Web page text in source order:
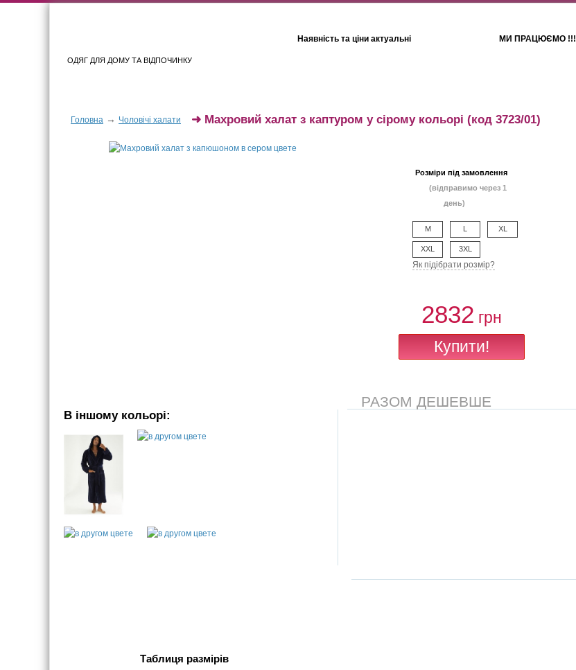
ОДЯГ ДЛЯ ДОМУ ТА ВІДПОЧИНКУ
Наявність та ціни актуальні МИ ПРАЦЮЄМО !!!
Головна → Чоловічі халати ➜ Махровий халат з каптуром у сірому кольорі (код 3723/01)
Розміри під замовлення
(відправимо через 1
день)
M L XL
XXL 3XL
Як підібрати розмір?
2832 грн
В іншому кольорі:
РАЗОМ ДЕШЕВШЕ
Таблиця размірів